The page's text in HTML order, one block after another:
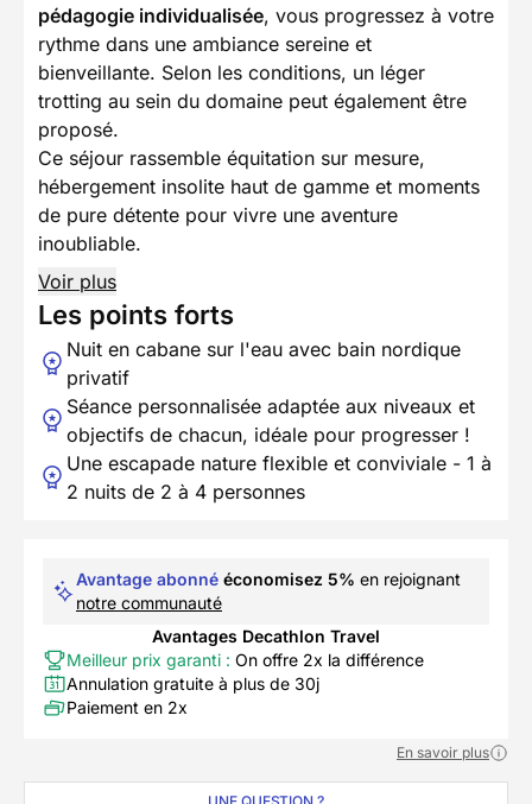
pédagogie individualisée, vous progressez à votre
rythme dans une ambiance sereine et
bienveillante. Selon les conditions, un léger
trotting au sein du domaine peut également être
proposé.
Ce séjour rassemble équitation sur mesure,
hébergement insolite haut de gamme et moments
de pure détente pour vivre une aventure
inoubliable.
Voir plus
Les points forts
Nuit en cabane sur l'eau avec bain nordique
privatif
Séance personnalisée adaptée aux niveaux et
objectifs de chacun, idéale pour progresser !
Une escapade nature flexible et conviviale - 1 à
2 nuits de 2 à 4 personnes
Avantage abonné économisez 5% en rejoignant
notre communauté
Avantages Decathlon Travel
Meilleur prix garanti : On offre 2x la différence
Annulation gratuite à plus de 30j
Paiement en 2x
En savoir plus